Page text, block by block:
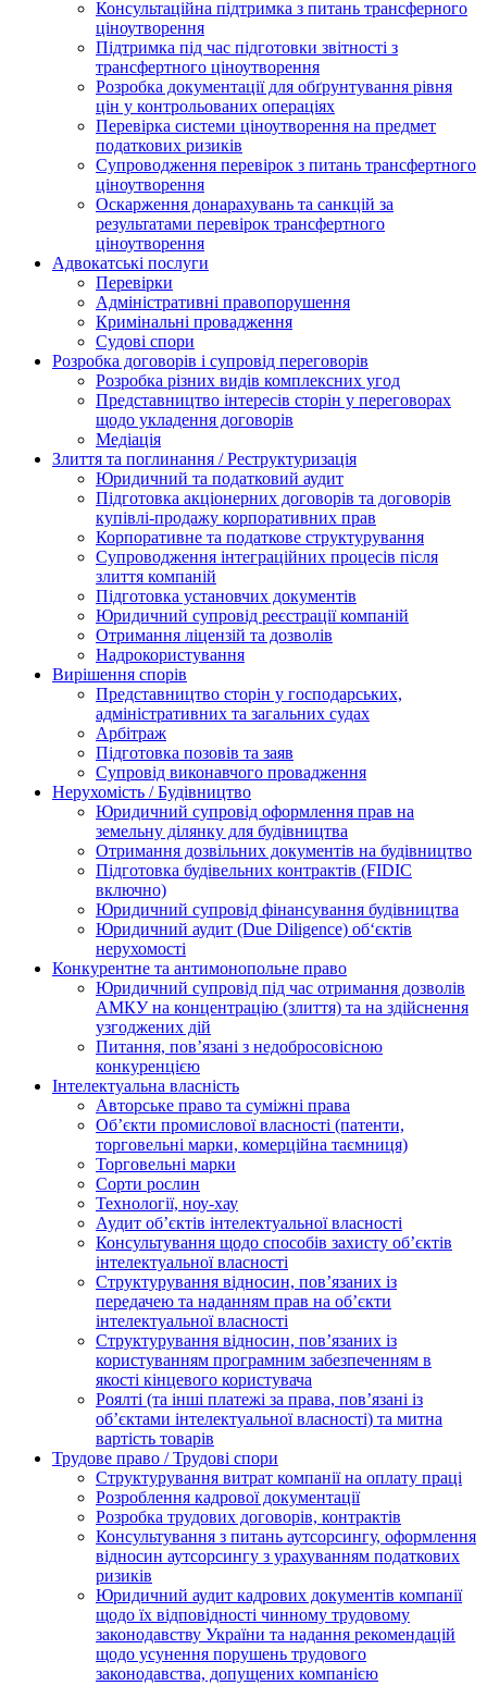
Консультаційна підтримка з питань трансферного
ціноутворення
Підтримка під час підготовки звітності з
трансфертного ціноутворення
Розробка документації для обґрунтування рівня
цін у контрольованих операціях
Перевірка системи ціноутворення на предмет
податкових ризиків
Супроводження перевірок з питань трансфертного
ціноутворення
Оскарження донарахувань та санкцій за
результатами перевірок трансфертного
ціноутворення
Адвокатські послуги
Перевірки
Адміністративні правопорушення
Кримінальні провадження
Судові спори
Розробка договорів і супровід переговорів
Розробка різних видів комплексних угод
Представництво інтересів сторін у переговорах
щодо укладення договорів
Медіація
Злиття та поглинання / Реструктуризація
Юридичний та податковий аудит
Підготовка акціонерних договорів та договорів
купівлі-продажу корпоративних прав
Корпоративне та податкове структурування
Супроводження інтеграційних процесів після
злиття компаній
Підготовка установчих документів
Юридичний супровід реєстрації компаній
Отримання ліцензій та дозволів
Надрокористування
Вирішення спорів
Представництво сторін у господарських,
адміністративних та загальних судах
Арбітраж
Підготовка позовів та заяв
Супровід виконавчого провадження
Нерухомість / Будівництво
Юридичний супровід оформлення прав на
земельну ділянку для будівництва
Отримання дозвільних документів на будівництво
Підготовка будівельних контрактів (FIDIC
включно)
Юридичний супровід фінансування будівництва
Юридичний аудит (Due Diligence) об‘єктів
нерухомості
Конкурентне та антимонопольне право
Юридичний супровід під час отримання дозволів
АМКУ на концентрацію (злиття) та на здійснення
узгоджених дій
Питання, пов’язані з недобросовісною
конкуренцією
Інтелектуальна власність
Авторське право та суміжні права
Oб’єкти промислової власності (патенти,
торговельні марки, комерційна таємниця)
Торговельні марки
Сорти рослин
Технології, ноу-хау
Аудит об’єктів інтелектуальної власності
Консультування щодо способів захисту об’єктів
інтелектуальної власності
Структурування відносин, пов’язаних із
передачею та наданням прав на об’єкти
інтелектуальної власності
Структурування відносин, пов’язаних із
користуванням програмним забезпеченням в
якості кінцевого користувача
Роялті (та інші платежі за права, пов’язані із
об’єктами інтелектуальної власності) та митна
вартість товарів
Трудове право / Трудові спори
Cтруктурування витрат компанії на оплату праці
Розроблення кадрової документації
Розробка трудових договорів, контрактів
Консультування з питань аутсорсингу, оформлення
відносин аутсорсингу з урахуванням податкових
ризиків
Юридичний аудит кадрових документів компанії
щодо їх відповідності чинному трудовому
законодавству України та надання рекомендацій
щодо усунення порушень трудового
законодавства, допущених компанією